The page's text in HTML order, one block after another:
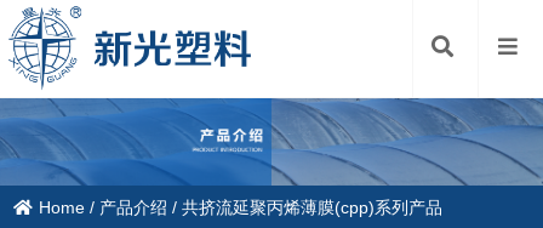
Home / 产品介绍 /共挤流延聚丙烯薄膜(cpp)系列产品